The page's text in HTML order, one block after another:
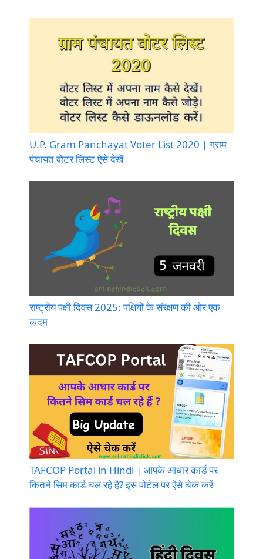
U.P. Gram Panchayat Voter List 2020 | ग्राम
पंचायत वोटर लिस्ट ऐसे देखें
राष्ट्रीय पक्षी दिवस 2025: पक्षियों के संरक्षण की ओर एक
कदम
TAFCOP Portal in Hindi | आपके आधार कार्ड पर
कितने सिम कार्ड चल रहे है? इस पोर्टल पर ऐसे चेक करें